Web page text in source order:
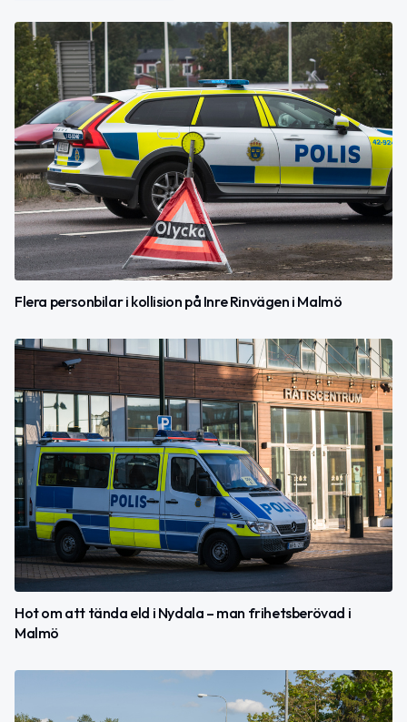
Flera personbilar i kollision på Inre Rinvägen i Malmö
Hot om att tända eld i Nydala – man frihetsberövad i
Malmö